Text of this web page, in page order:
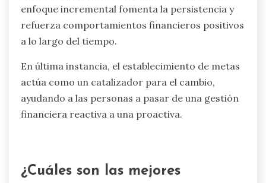
La investigación muestra que las personas que
establecen objetivos financieros son más
presupuestos. Esta práctica fomenta un sentido
de control sobre las finanzas, reduciendo el
gasto impulsivo. Como resultado, el
establecimiento de metas puede llevar a
Además, desglosar objetivos financieros más